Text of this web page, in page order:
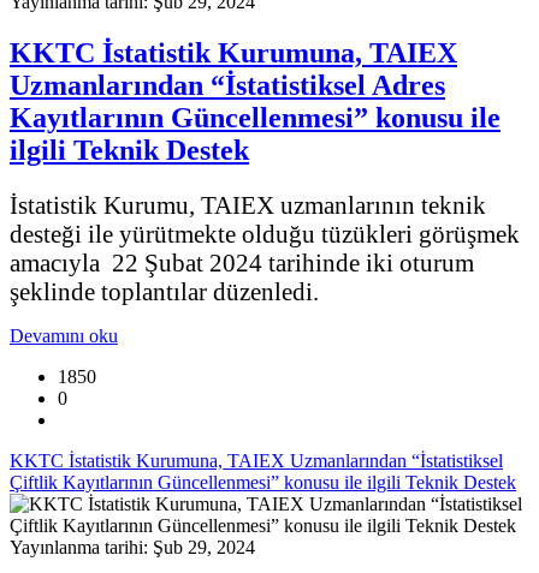
KKTC İstatistik Kurumuna, TAIEX
Uzmanlarından “İstatistiksel Adres
Kayıtlarının Güncellenmesi” konusu ile
ilgili Teknik Destek
İstatistik Kurumu, TAIEX uzmanlarının teknik
desteği ile yürütmekte olduğu tüzükleri görüşmek
amacıyla 22 Şubat 2024 tarihinde iki oturum
şeklinde toplantılar düzenledi.
Devamını oku
1850
0
KKTC İstatistik Kurumuna, TAIEX Uzmanlarından “İstatistiksel
Çiftlik Kayıtlarının Güncellenmesi” konusu ile ilgili Teknik Destek
Yayınlanma tarihi: Şub 29, 2024